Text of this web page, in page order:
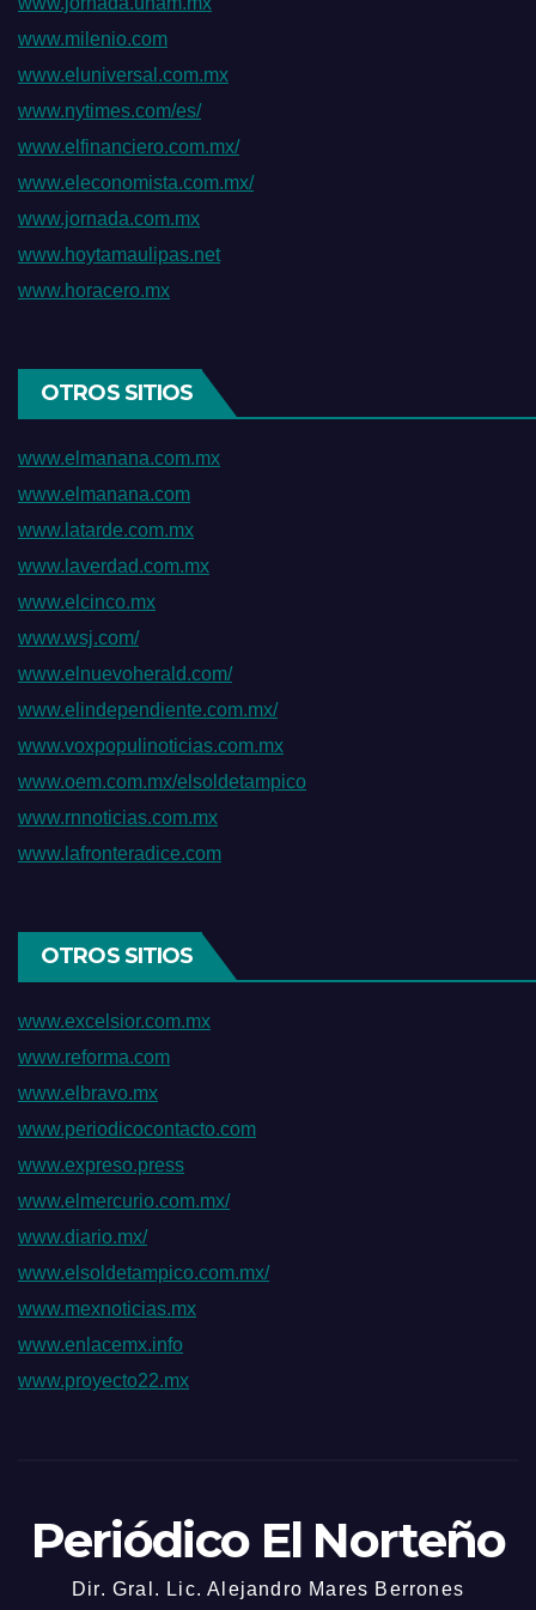
www.milenio.com
www.eluniversal.com.mx
www.nytimes.com/es/
www.elfinanciero.com.mx/
www.eleconomista.com.mx/
www.jornada.com.mx
www.hoytamaulipas.net
www.horacero.mx
OTROS SITIOS
www.elmanana.com.mx
www.elmanana.com
www.latarde.com.mx
www.laverdad.com.mx
www.elcinco.mx
www.wsj.com/
www.elnuevoherald.com/
www.elindependiente.com.mx/
www.voxpopulinoticias.com.mx
www.oem.com.mx/elsoldetampico
www.rnnoticias.com.mx
www.lafronteradice.com
OTROS SITIOS
www.excelsior.com.mx
www.reforma.com
www.elbravo.mx
www.periodicocontacto.com
www.expreso.press
www.elmercurio.com.mx/
www.diario.mx/
www.elsoldetampico.com.mx/
www.mexnoticias.mx
www.enlacemx.info
www.proyecto22.mx
Periódico El Norteño
Dir. Gral. Lic. Alejandro Mares Berrones